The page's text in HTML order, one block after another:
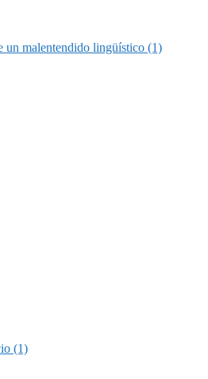
un malentendido lingüístico (1)
(1)